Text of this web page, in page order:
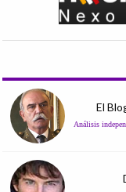
El
Análisis